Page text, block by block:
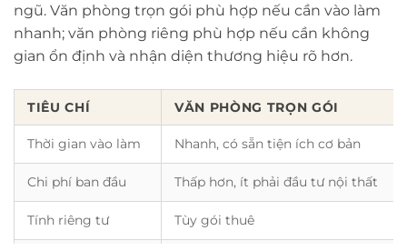
ngũ. Văn phòng trọn gói phù hợp nếu cần vào làm
nhanh; văn phòng riêng phù hợp nếu cần không
gian ổn định và nhận diện thương hiệu rõ hơn.
TIÊU CHÍ VĂN PHÒNG TRỌN GÓI
Thời gian vào làm Nhanh, có sẵn tiện ích cơ bản
Chi phí ban đầu Thấp hơn, ít phải đầu tư nội thất
Tính riêng tư Tùy gói thuê